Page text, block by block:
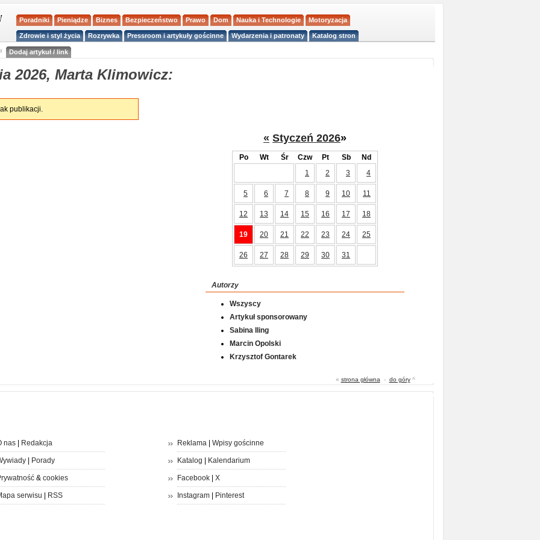
Poradniki Pieniądze Biznes Bezpieczeństwo Prawo Dom Nauka i Technologie Motoryzacja
Zdrowie i styl życia Rozrywka Pressroom i artykuły gościnne Wydarzenia i patronaty Katalog stron
Dodaj artykuł / link
2026, Marta Klimowicz:
publikacji.
« Styczeń 2026»
Po Wt Śr Czw Pt Sb
Nd
1
2 3 4
5 6 7 8 9 10 11
12 13 14 15 16 17 18
19 20 21 22 23 24 25
26 27 28 29 30 31
Autorzy
Wszyscy
Artykuł sponsorowany
Sabina Iling
Marcin Opolski
Krzysztof Gontarek
« strona główna - do góry^
nas| Redakcja
| Porady
& cookies
serwisu RSS
Reklama| Wpisy gościnne
Katalog Kalendarium
Facebook| X
Instagram| Pinterest